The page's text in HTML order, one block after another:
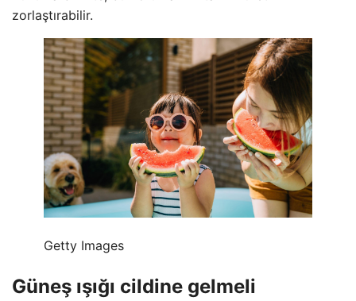
zorlaştırabilir.
Getty Images
Güneş ışığı cildine gelmeli